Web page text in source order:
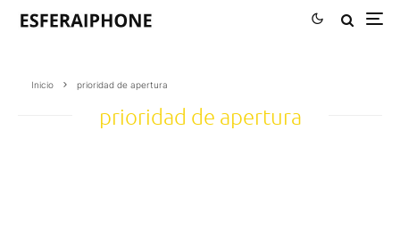
Inicio prioridad de apertura
prioridad de apertura